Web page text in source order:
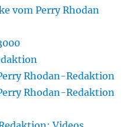
vom Perry Rhodan
Rhodan-Redaktion
Rhodan-Redaktion